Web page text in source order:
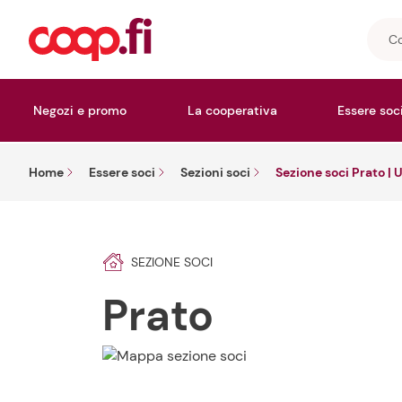
stai
Negozi e promo La cooperativa Essere
Home Essere soci Sezioni soci Sezione soci Prato |
SEZIONE SOCI
Prato